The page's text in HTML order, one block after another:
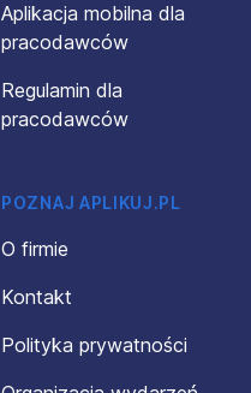
Aplikacja mobilna dla
pracodawców
Regulamin dla
pracodawców
POZNAJ APLIKUJ.PL
O firmie
Kontakt
Polityka prywatności